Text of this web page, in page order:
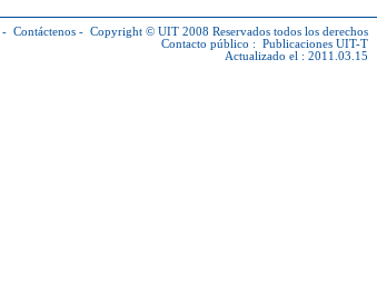
- Contáctenos - Copyright © UIT 2008 Reservados todos los derechos
Contacto público : Publicaciones UIT-T
Actualizado el : 2011.03.15